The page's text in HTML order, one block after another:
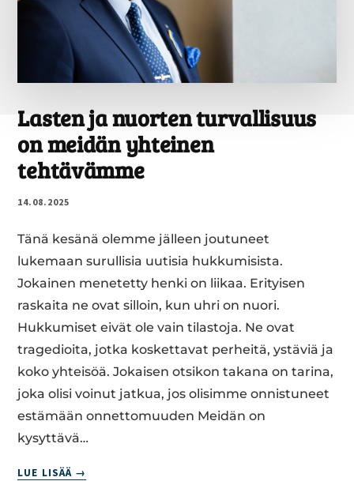
Lasten ja nuorten turvallisuus
on meidän yhteinen
tehtävämme
14.08.2025
Tänä kesänä olemme jälleen joutuneet
lukemaan surullisia uutisia hukkumisista.
Jokainen menetetty henki on liikaa. Erityisen
raskaita ne ovat silloin, kun uhri on nuori.
Hukkumiset eivät ole vain tilastoja. Ne ovat
tragedioita, jotka koskettavat perheitä, ystäviä ja
koko yhteisöä. Jokaisen otsikon takana on tarina,
joka olisi voinut jatkua, jos olisimme onnistuneet
estämään onnettomuuden Meidän on
kysyttävä…
LUE LISÄÄ
LASTEN